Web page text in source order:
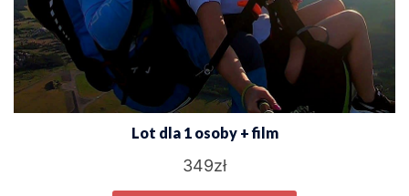
Lot dla 1 osoby + film
349zł